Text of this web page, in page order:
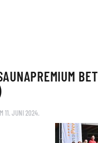
11. JUNI 2024.